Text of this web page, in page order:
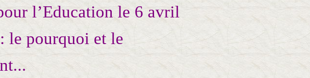
l’Education le 6 avril
le pourquoi et le